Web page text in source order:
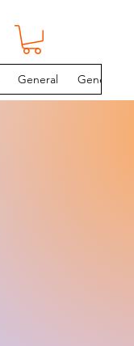
General General